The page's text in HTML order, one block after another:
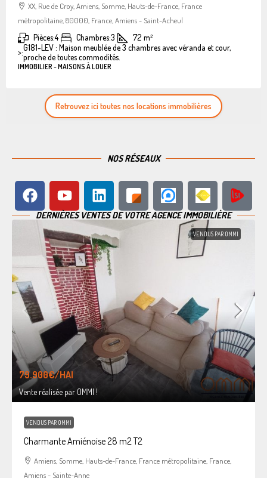
XX, Rue de Croy, Amiens, Somme, Hauts-de-France, France
métropolitaine, 80000, France, Amiens - Saint-Acheul
Pièces:4 Chambres:3 72 m²
>:G181-LEV : Maison meublée de 3 chambres avec véranda et cour,
proche de toutes commodités.
IMMOBILIER - MAISONS À LOUER
Retrouvez ici toutes nos locations immobilières
NOS RÉSEAUX
DERNIÈRES VENTES DE VOTRE AGENCE IMMOBILIÈRE
VENDUS PAR OMMI
79.900€/HAI
Vente réalisée par OMMI !
VENDUS PAR OMMI
Charmante Amiénoise 28 m2 T2
Amiens, Somme, Hauts-de-France, France métropolitaine, France,
Amiens - Sainte-Anne